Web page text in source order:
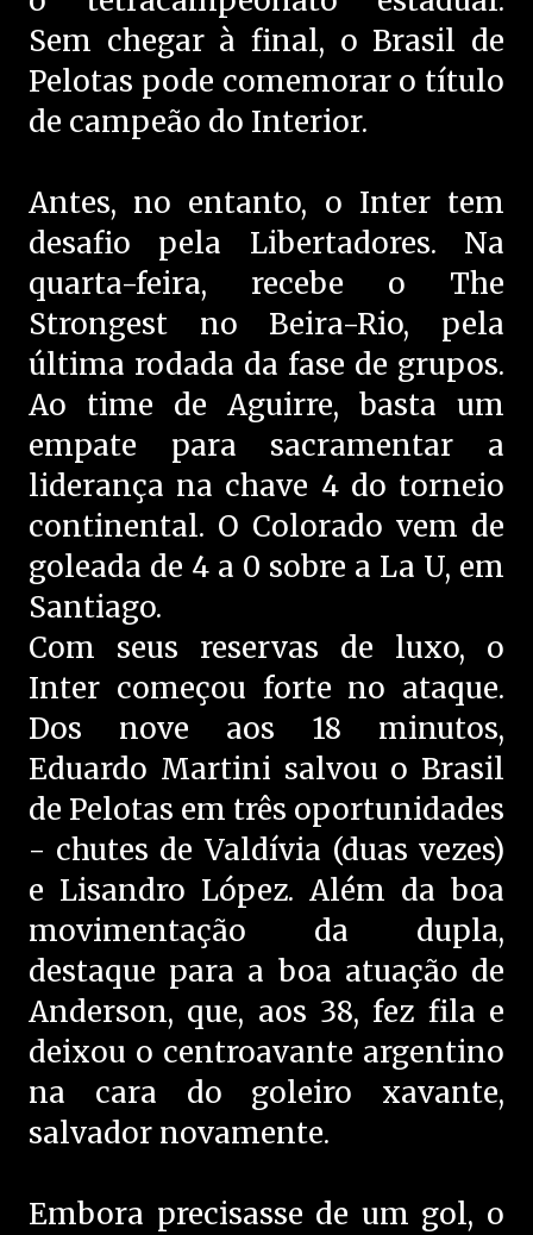
Sem chegar à final, o Brasil de
Pelotas pode comemorar o título
de campeão do Interior.
Antes, no entanto, o Inter tem
desafio pela Libertadores. Na
quarta-feira, recebe o The
Strongest no Beira-Rio, pela
última rodada da fase de grupos.
Ao time de Aguirre, basta um
empate para sacramentar a
liderança na chave 4 do torneio
continental. O Colorado vem de
goleada de 4 a 0 sobre a La U, em
Santiago.
Com seus reservas de luxo, o
Inter começou forte no ataque.
Dos nove aos 18 minutos,
Eduardo Martini salvou o Brasil
de Pelotas em três oportunidades
- chutes de Valdívia (duas vezes)
e Lisandro López. Além da boa
movimentação da dupla,
destaque para a boa atuação de
Anderson, que, aos 38, fez fila e
deixou o centroavante argentino
na cara do goleiro xavante,
salvador novamente.
Embora precisasse de um gol, o